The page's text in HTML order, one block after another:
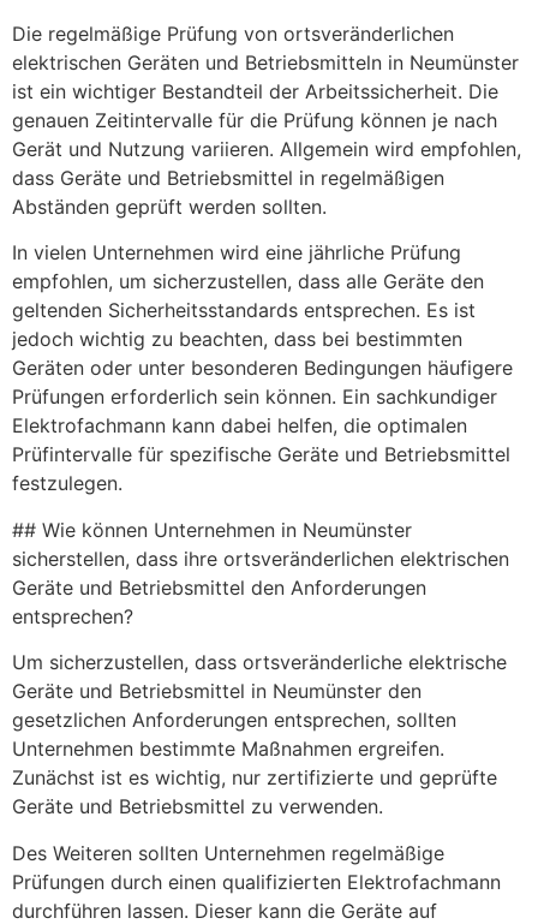
Die regelmäßige Prüfung von ortsveränderlichen
elektrischen Geräten und Betriebsmitteln in Neumünster
ist ein wichtiger Bestandteil der Arbeitssicherheit. Die
genauen Zeitintervalle für die Prüfung können je nach
Gerät und Nutzung variieren. Allgemein wird empfohlen,
dass Geräte und Betriebsmittel in regelmäßigen
Abständen geprüft werden sollten.
In vielen Unternehmen wird eine jährliche Prüfung
empfohlen, um sicherzustellen, dass alle Geräte den
geltenden Sicherheitsstandards entsprechen. Es ist
jedoch wichtig zu beachten, dass bei bestimmten
Geräten oder unter besonderen Bedingungen häufigere
Prüfungen erforderlich sein können. Ein sachkundiger
Elektrofachmann kann dabei helfen, die optimalen
Prüfintervalle für spezifische Geräte und Betriebsmittel
festzulegen.
## Wie können Unternehmen in Neumünster
sicherstellen, dass ihre ortsveränderlichen elektrischen
Geräte und Betriebsmittel den Anforderungen
entsprechen?
Um sicherzustellen, dass ortsveränderliche elektrische
Geräte und Betriebsmittel in Neumünster den
gesetzlichen Anforderungen entsprechen, sollten
Unternehmen bestimmte Maßnahmen ergreifen.
Zunächst ist es wichtig, nur zertifizierte und geprüfte
Geräte und Betriebsmittel zu verwenden.
Des Weiteren sollten Unternehmen regelmäßige
Prüfungen durch einen qualifizierten Elektrofachmann
durchführen lassen. Dieser kann die Geräte auf